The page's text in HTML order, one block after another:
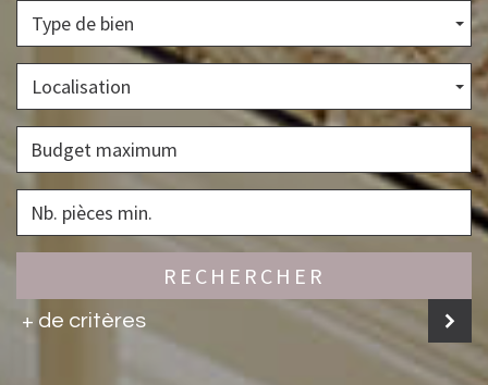
Type de bien
Localisation
RECHERCHER
+ de critères